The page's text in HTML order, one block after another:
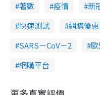
著數 疫情 新
快速測試
網購優惠
SARS－CoV－2
網購平台